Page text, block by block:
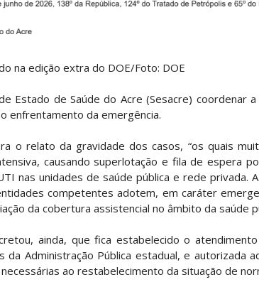
na edição extra do DOE/Foto: DOE
Estado de Saúde do Acre (Sesacre) coordenar
enfrentamento da emergência.
o relato da gravidade dos casos, “os quais
causando superlotação e fila de espera
nas unidades de saúde pública e rede privada.
competentes adotem, em caráter
da cobertura assistencial no âmbito da saúde
ainda, que fica estabelecido o
da Administração Pública estadual, e autorizada
ao restabelecimento da situação de